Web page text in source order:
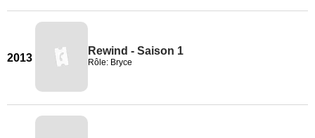
2013
Rewind - Saison 1
Rôle: Bryce